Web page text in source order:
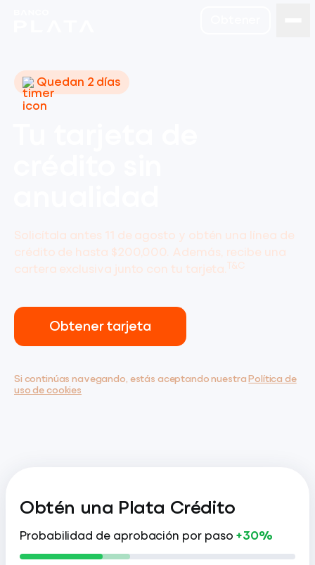
Quedan 2 días
Solicítala antes 11 de agosto y obtén una línea de
crédito de hasta $200,000. Además, recibe una
cartera exclusiva junto con tu tarjeta.
T&C
Obtener tarjeta
Si continúas navegando, estás aceptando nuestra Política de
uso de cookies
Obtén una Plata Crédito
Probabilidad de aprobación por paso +30%